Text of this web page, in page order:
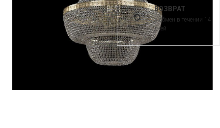
ВОЗВРАТ
и обмен в течении 14
дней